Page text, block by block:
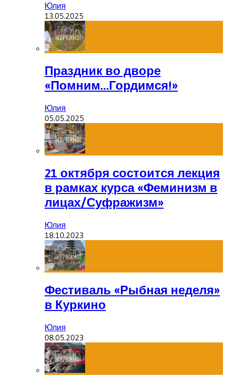
Юлия
13.05.2025
Праздник во дворе
«Помним…Гордимся!»
Юлия
05.05.2025
21 октября состоится лекция
в рамках курса «Феминизм в
лицах/Суфражизм»
Юлия
18.10.2023
Фестиваль «Рыбная неделя»
в Куркино
Юлия
08.05.2023